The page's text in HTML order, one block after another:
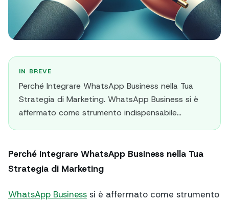
IN BREVE
Perché Integrare WhatsApp Business nella Tua
Strategia di Marketing. WhatsApp Business si è
affermato come strumento indispensabile...
Perché Integrare WhatsApp Business nella Tua
Strategia di Marketing
WhatsApp Business si è affermato come strumento